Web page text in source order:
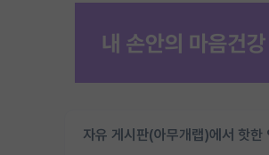
자유 게시판(아무개랩)에서 핫한